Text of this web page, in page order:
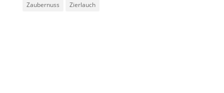
Zaubernuss
Zierlauch